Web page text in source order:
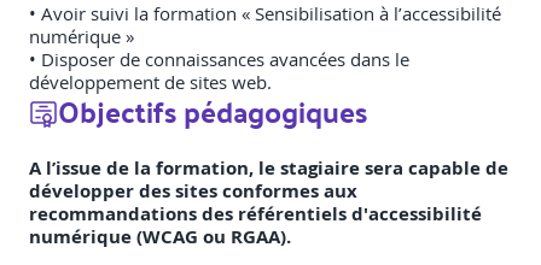
• Avoir suivi la formation « Sensibilisation à l’accessibilité
numérique »
• Disposer de connaissances avancées dans le
développement de sites web.
Objectifs pédagogiques
A l’issue de la formation, le stagiaire sera capable de
développer des sites conformes aux
recommandations des référentiels d'accessibilité
numérique (WCAG ou RGAA).